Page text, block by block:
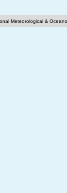
Meteorological &